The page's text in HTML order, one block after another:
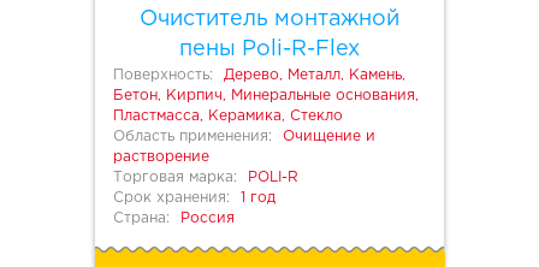
Очиститель монтажной
пены Poli-R-Flex
Поверхность:
Дерево, Металл, Камень,
Бетон, Кирпич, Минеральные основания,
Пластмасса, Керамика, Стекло
Область применения:
Очищение и
растворение
Торговая марка:
POLI-R
Срок хранения:
1 год
Страна:
Россия